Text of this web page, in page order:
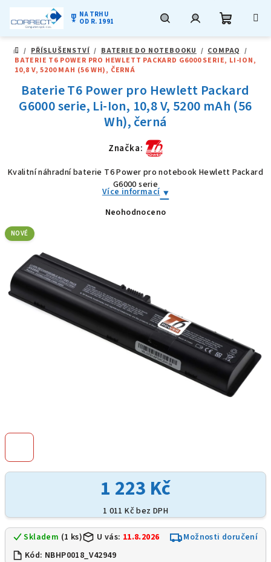
obsah
military_tech NA TRHU
OD R. 1991
DOMŮ
/ PŘÍSLUŠENSTVÍ / BATERIE DO NOTEBOOKU / COMPAQ /
BATERIE T6 POWER PRO HEWLETT PACKARD G6000 SERIE, LI-ION,
10,8 V, 5200 MAH (56 WH), ČERNÁ
1 223 Kč
1 011 Kč bez DPH
Skladem (1 ks) U vás: 11.8.2026
Možnosti doručení
Kód: NBHP0018_V42949
Baterie T6 Power pro Hewlett Packard
G6000 serie, Li-Ion, 10,8 V, 5200 mAh (56
Wh), černá
Značka:
Kvalitní náhradní baterie T6 Power pro notebook Hewlett Packard
G6000 serie
Více informací
Průměrné
Neohodnoceno
NOVÉ